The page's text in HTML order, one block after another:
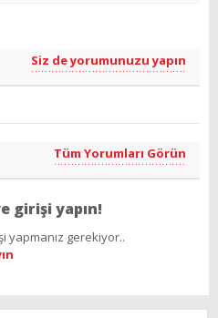
Siz de yorumunuzu yapın
Tüm Yorumları Görün
girişi yapın!
yapmanız gerekiyor..